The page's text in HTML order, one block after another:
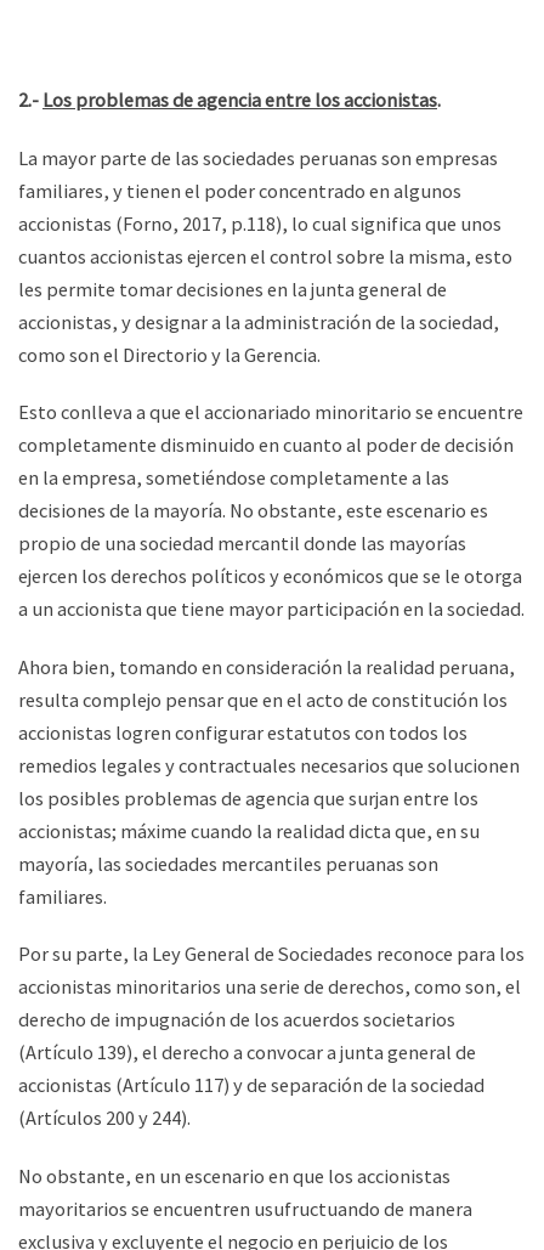
2.- Los problemas de agencia entre los accionistas.
La mayor parte de las sociedades peruanas son empresas
familiares, y tienen el poder concentrado en algunos
accionistas (Forno, 2017, p.118), lo cual significa que unos
cuantos accionistas ejercen el control sobre la misma, esto
les permite tomar decisiones en la junta general de
accionistas, y designar a la administración de la sociedad,
como son el Directorio y la Gerencia.
Esto conlleva a que el accionariado minoritario se encuentre
completamente disminuido en cuanto al poder de decisión
en la empresa, sometiéndose completamente a las
decisiones de la mayoría. No obstante, este escenario es
propio de una sociedad mercantil donde las mayorías
ejercen los derechos políticos y económicos que se le otorga
a un accionista que tiene mayor participación en la sociedad.
Ahora bien, tomando en consideración la realidad peruana,
resulta complejo pensar que en el acto de constitución los
accionistas logren configurar estatutos con todos los
remedios legales y contractuales necesarios que solucionen
los posibles problemas de agencia que surjan entre los
accionistas; máxime cuando la realidad dicta que, en su
mayoría, las sociedades mercantiles peruanas son
familiares.
Por su parte, la Ley General de Sociedades reconoce para los
accionistas minoritarios una serie de derechos, como son, el
derecho de impugnación de los acuerdos societarios
(Artículo 139), el derecho a convocar a junta general de
accionistas (Artículo 117) y de separación de la sociedad
(Artículos 200 y 244).
No obstante, en un escenario en que los accionistas
mayoritarios se encuentren usufructuando de manera
exclusiva y excluyente el negocio en perjuicio de los